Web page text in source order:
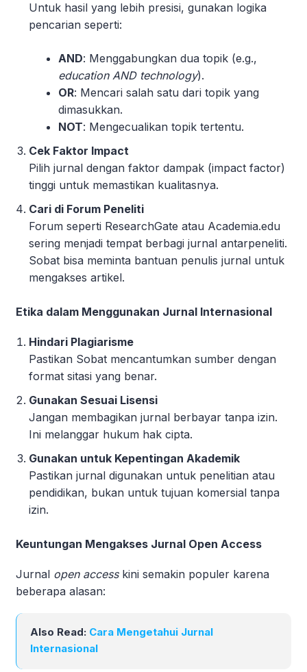
Untuk hasil yang lebih presisi, gunakan logika
pencarian seperti:
AND: Menggabungkan dua topik (e.g.,
education AND technology).
OR: Mencari salah satu dari topik yang
dimasukkan.
NOT: Mengecualikan topik tertentu.
Cek Faktor Impact
Pilih jurnal dengan faktor dampak (impact factor)
tinggi untuk memastikan kualitasnya.
Cari di Forum Peneliti
Forum seperti ResearchGate atau Academia.edu
sering menjadi tempat berbagi jurnal antarpeneliti.
Sobat bisa meminta bantuan penulis jurnal untuk
mengakses artikel.
Etika dalam Menggunakan Jurnal Internasional
Hindari Plagiarisme
Pastikan Sobat mencantumkan sumber dengan
format sitasi yang benar.
Gunakan Sesuai Lisensi
Jangan membagikan jurnal berbayar tanpa izin.
Ini melanggar hukum hak cipta.
Gunakan untuk Kepentingan Akademik
Pastikan jurnal digunakan untuk penelitian atau
pendidikan, bukan untuk tujuan komersial tanpa
izin.
Keuntungan Mengakses Jurnal Open Access
Jurnal open accesskini semakin populer karena
beberapa alasan:
Also Read: Cara Mengetahui Jurnal
Internasional